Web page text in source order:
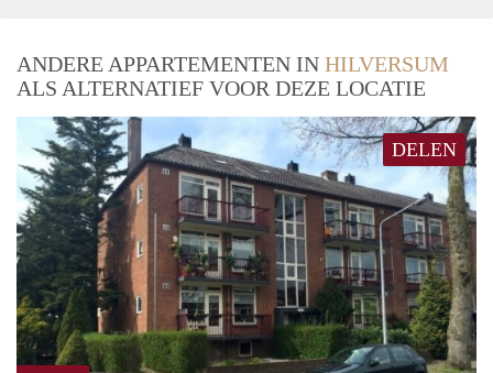
ANDERE APPARTEMENTEN IN HILVERSUM
ALS ALTERNATIEF VOOR DEZE LOCATIE
DELEN